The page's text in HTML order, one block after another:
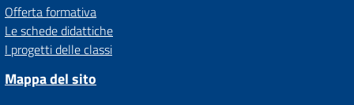
Offerta formativa
Le schede didattiche
I progetti delle classi
Mappa del sito